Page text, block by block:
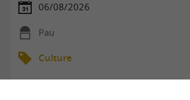
06/08/2026
Pau
Culture